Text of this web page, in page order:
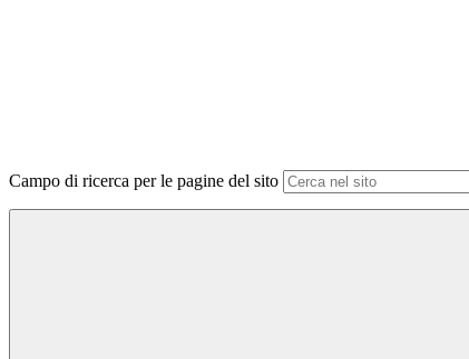
Campo di ricerca per le pagine del sito